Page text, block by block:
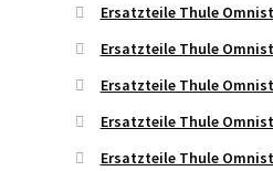
Ersatzteile Thule
Ersatzteile Thule
Ersatzteile Thule
Ersatzteile Thule
Ersatzteile Thule